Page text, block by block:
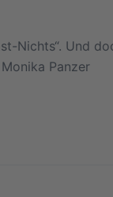
Nichts“. Und
Panzer